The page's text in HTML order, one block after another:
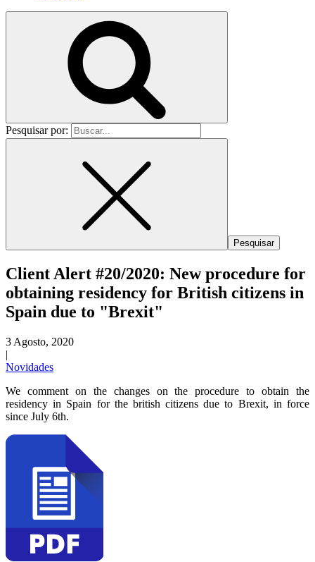
Pesquisar por:
Client Alert #20/2020: New procedure for
obtaining residency for British citizens in
Spain due to "Brexit"
3 Agosto, 2020
|
Novidades
We comment on the changes on the procedure to obtain the
residency in Spain for the british citizens due to Brexit, in force
since July 6th.